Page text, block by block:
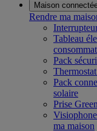
Maison
Rendre ma
Tableau
Pack
Pack
solaire
Prise
ma maison